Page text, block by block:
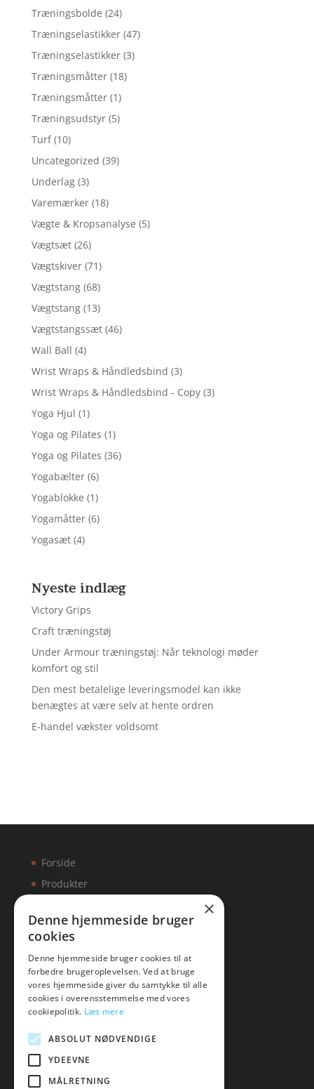
Træningsbolde (24)
Træningselastikker (47)
Træningselastikker (3)
Træningsmåtter (18)
Træningsmåtter (1)
Træningsudstyr (5)
Turf (10)
Uncategorized (39)
Underlag (3)
Varemærker (18)
Vægte & Kropsanalyse (5)
Vægtsæt (26)
Vægtskiver (71)
Vægtstang (68)
Vægtstang (13)
Vægtstangssæt (46)
Wall Ball (4)
Wrist Wraps & Håndledsbind (3)
Wrist Wraps & Håndledsbind - Copy (3)
Yoga Hjul (1)
Yoga og Pilates (1)
Yoga og Pilates (36)
Yogabælter (6)
Yogablokke (1)
Yogamåtter (6)
Yogasæt (4)
Nyeste indlæg
Victory Grips
Craft træningstøj
Under Armour træningstøj: Når teknologi møder
komfort og stil
Den mest betalelige leveringsmodel kan ikke
benægtes at være selv at hente ordren
E-handel vækster voldsomt
Forside
Produkter
Artikler
Malawigruppen
Mail:hej@malawigruppen.dk
×
Denne hjemmeside bruger
cookies
Denne hjemmeside bruger cookies til at
forbedre brugeroplevelsen. Ved at bruge
vores hjemmeside giver du samtykke til alle
cookies i overensstemmelse med vores
cookiepolitik. Læs mere
ABSOLUT NØDVENDIGE
YDEEVNE
MÅLRETNING